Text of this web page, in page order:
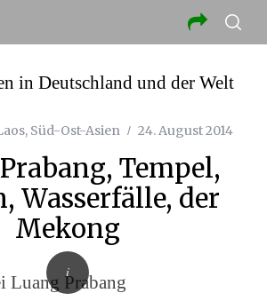
, Süd-Ost-Asien 24. August 2014
Tempel,
Wasserfälle, der
Mekong